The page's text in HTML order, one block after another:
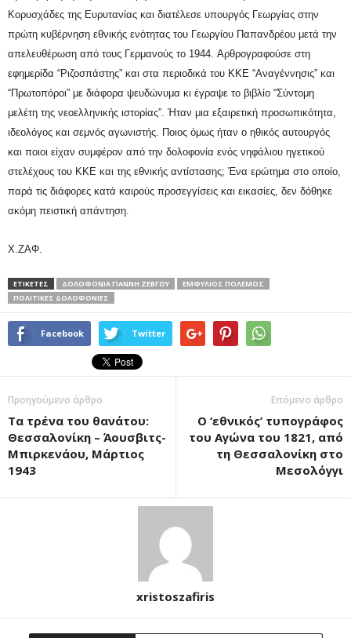
Κορυσχάδες της Ευρυτανίας και διατέλεσε υπουργός Γεωργίας στην
πρώτη κυβέρνηση εθνικής ενότητας του Γεωργίου Παπανδρέου μετά την
απελευθέρωση από τους Γερμανούς το 1944. Αρθρογραφούσε στη
εφημερίδα “Ριζοσπάστης” και στα περιοδικά του ΚΚΕ “Αναγέννησις” και
“Πρωτοπόροι” με διάφορα ψευδώνυμα κι έγραψε το βιβλίο “Σύντομη
μελέτη της νεοελληνικής ιστορίας”. Ήταν μια εξαιρετική προσωπικότητα,
ιδεολόγος και σεμνός αγωνιστής. Ποιος όμως ήταν ο ηθικός αυτουργός
και ποιοι είχαν συμφέρον από την δολοφονία ενός νηφάλιου ηγετικού
στελέχους του ΚΚΕ και της εθνικής αντίστασης; Ένα ερώτημα στο οποίο,
παρά τις διάφορες κατά καιρούς προσεγγίσεις και εικασίες, δεν δόθηκε
ακόμη πειστική απάντηση.
Χ.ΖΑΦ.
ΕΤΙΚΕΤΕΣ ΔΟΛΟΦΟΝΊΑ ΓΙΆΝΝΗ ΖΈΒΓΟΥ
ΕΜΦΎΛΙΟΣ ΠΌΛΕΜΟΣ
ΠΟΛΙΤΙΚΈΣ ΔΟΛΟΦΟΝΊΕΣ
Facebook Twitter
Προηγούμενο άρθρο
Τα τρένα του θανάτου:
Θεσσαλονίκη – Άουσβιτς-
Μπιρκενάου, Μάρτιος
1943
Επόμενο άρθρο
Ο ‘εθνικός’ τυπογράφος
του Αγώνα του 1821, από
τη Θεσσαλονίκη στο
Μεσολόγγι
xristoszafiris